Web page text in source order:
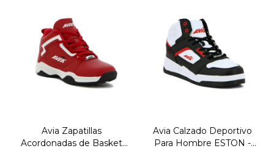
Avia Zapatillas
Acordonadas de Basket
Avia Calzado Deportivo
Para Hombre ESTON -